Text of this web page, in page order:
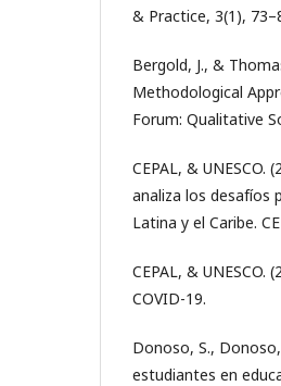
& Practice, 3(1),
Bergold, J., &
Methodological
Forum: Qualitative
CEPAL, & UNESCO.
analiza los desafíos
Latina y el Caribe.
CEPAL, &
COVID-19.
Donoso, S.,
estudiantes en